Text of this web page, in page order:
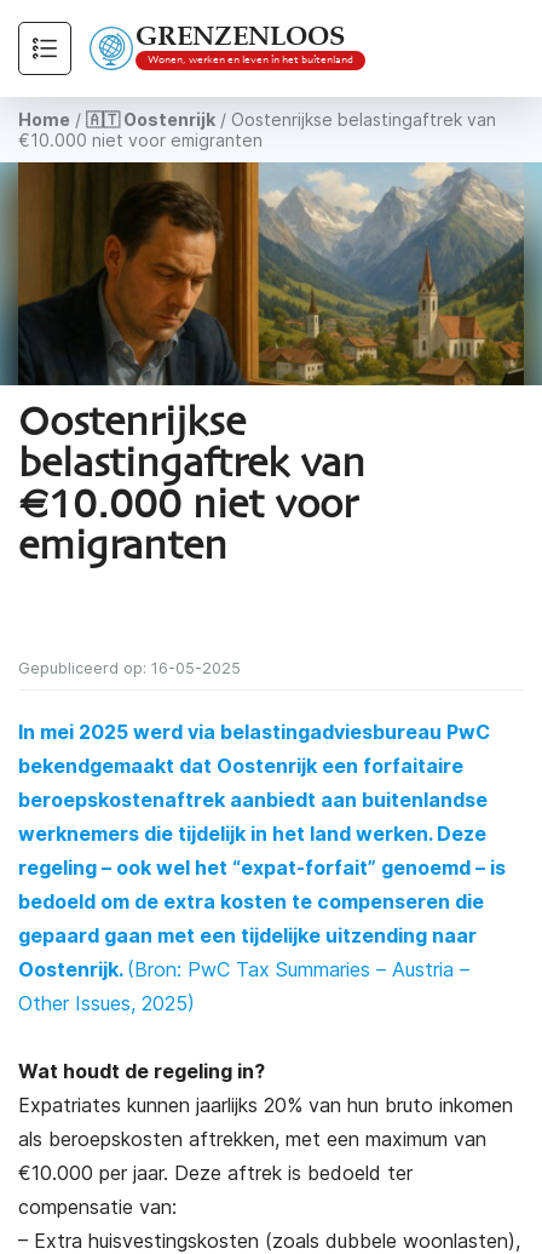
GRENZENLOOS
Wonen, werken en leven in het buitenland
Home / 🇦🇹 Oostenrijk / Oostenrijkse belastingaftrek van
€10.000 niet voor emigranten
Oostenrijkse
belastingaftrek van
€10.000 niet voor
emigranten
Gepubliceerd op: 16-05-2025
In mei 2025 werd via belastingadviesbureau PwC
bekendgemaakt dat Oostenrijk een forfaitaire
beroepskostenaftrek aanbiedt aan buitenlandse
werknemers die tijdelijk in het land werken. Deze
regeling – ook wel het “expat-forfait” genoemd – is
bedoeld om de extra kosten te compenseren die
gepaard gaan met een tijdelijke uitzending naar
Oostenrijk. (Bron: PwC Tax Summaries – Austria –
Other Issues, 2025)
Wat houdt de regeling in?
Expatriates kunnen jaarlijks 20% van hun bruto inkomen
als beroepskosten aftrekken, met een maximum van
€10.000 per jaar. Deze aftrek is bedoeld ter
compensatie van:
– Extra huisvestingskosten (zoals dubbele woonlasten),